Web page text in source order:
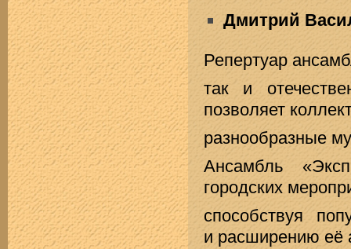
Дмитрий
Репертуар
так и
позволяет
разнообразные
Ансамбль
городских
способствуя
и расширению её